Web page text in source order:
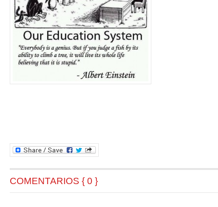
COMENTARIOS { 0 }